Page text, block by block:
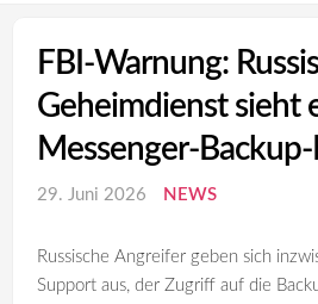
FBI-Warnung:
Geheimdienst sieht
Messenger-
29. Juni 2026 NEWS
Russische Angreifer geben sich
Support aus, der Zugriff auf die